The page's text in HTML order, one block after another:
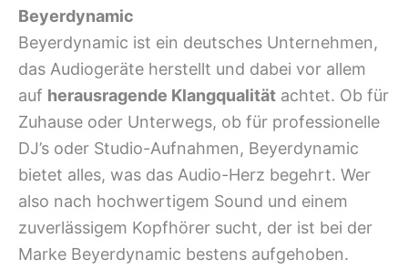
Beyerdynamic
Beyerdynamic ist ein deutsches Unternehmen,
das Audiogeräte herstellt und dabei vor allem
auf herausragende Klangqualität achtet. Ob für
Zuhause oder Unterwegs, ob für professionelle
DJ’s oder Studio-Aufnahmen, Beyerdynamic
bietet alles, was das Audio-Herz begehrt. Wer
also nach hochwertigem Sound und einem
zuverlässigem Kopfhörer sucht, der ist bei der
Marke Beyerdynamic bestens aufgehoben.